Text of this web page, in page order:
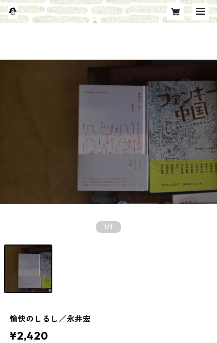
1/1
愉快のしるし／永井宏
¥2,420